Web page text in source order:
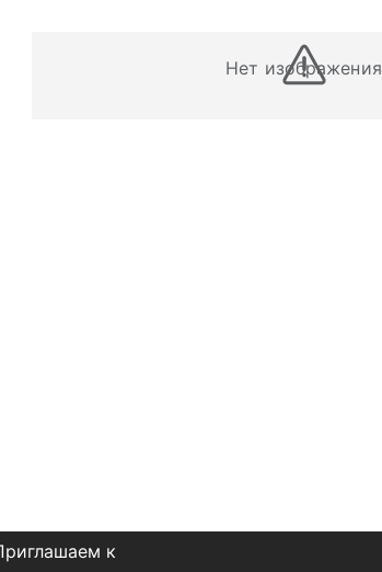
Нет изображения
к